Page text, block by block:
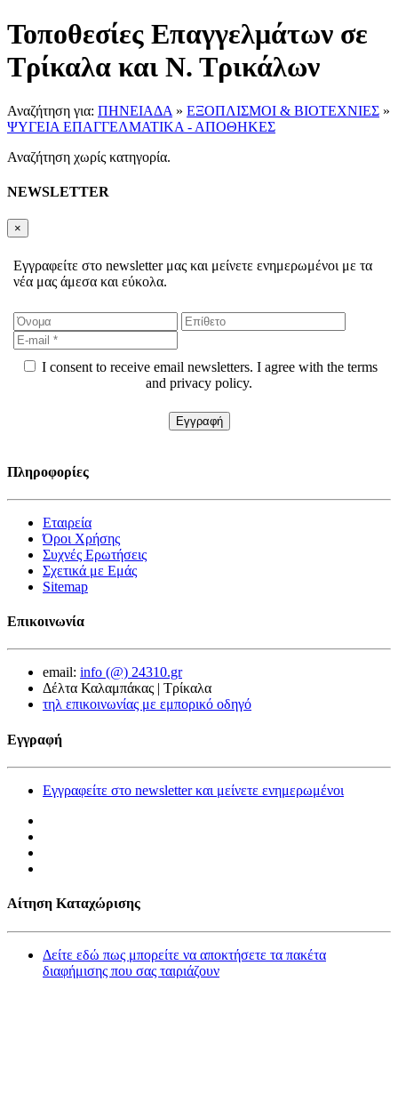
Τοποθεσίες Επαγγελμάτων σε
Τρίκαλα και Ν. Τρικάλων
Αναζήτηση για: ΠΗΝΕΙΑΔΑ » ΕΞΟΠΛΙΣΜΟΙ & ΒΙΟΤΕΧΝΙΕΣ »
ΨΥΓΕΙΑ ΕΠΑΓΓΕΛΜΑΤΙΚΑ - ΑΠΟΘΗΚΕΣ
Αναζήτηση χωρίς κατηγορία.
NEWSLETTER
×
Εγγραφείτε στο newsletter μας και μείνετε ενημερωμένοι με τα
νέα μας άμεσα και εύκολα.
I consent to receive email newsletters. I agree with the terms
and privacy policy.
Πληροφορίες
Εταιρεία
Όροι Χρήσης
Συχνές Ερωτήσεις
Σχετικά με Εμάς
Sitemap
Επικοινωνία
email: info (@) 24310.gr
Δέλτα Καλαμπάκας | Τρίκαλα
τηλ επικοινωνίας με εμπορικό οδηγό
Εγγραφή
Εγγραφείτε στο newsletter και μείνετε ενημερωμένοι
Αίτηση Καταχώρισης
Δείτε εδώ πως μπορείτε να αποκτήσετε τα πακέτα
διαφήμισης που σας ταιριάζουν